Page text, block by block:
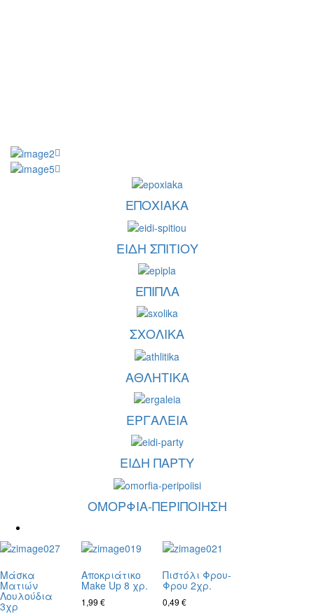
ΕΠΟΧΙΑΚΑ
ΕΙΔΗ ΣΠΙΤΙΟΥ
ΕΠΙΠΛΑ
ΣΧΟΛΙΚΑ
ΑΘΛΗΤΙΚΑ
ΕΡΓΑΛΕΙΑ
ΕΙΔΗ ΠΑΡΤΥ
ΟΜΟΡΦΙΑ-ΠΕΡΙΠΟΙΗΣΗ
Μάσκα
Ματιών
Λουλούδια
3χρ
Αποκριάτικο
Make Up 8 χρ.
1,99 €
Πιστόλι Φρου-
Φρου 2χρ.
0,49 €